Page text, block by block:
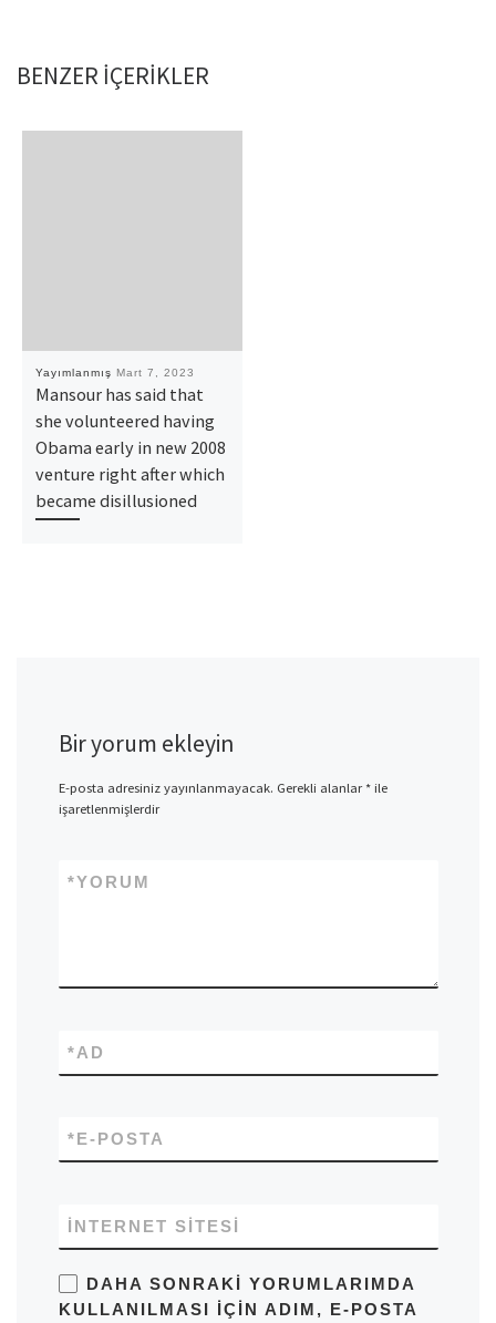
BENZER IÇERIKLER
Yayımlanmış Mart 7, 2023
Mansour has said that
she volunteered having
Obama early in new 2008
venture right after which
became disillusioned
Bir yorum ekleyin
E-posta adresiniz yayınlanmayacak. Gerekli alanlar*ile
işaretlenmişlerdir
YORUM
*
AD
*
E-POSTA
*
İNTERNET SITESI
DAHA SONRAKI YORUMLARIMDA
KULLANILMASI IÇIN ADIM, E-POSTA